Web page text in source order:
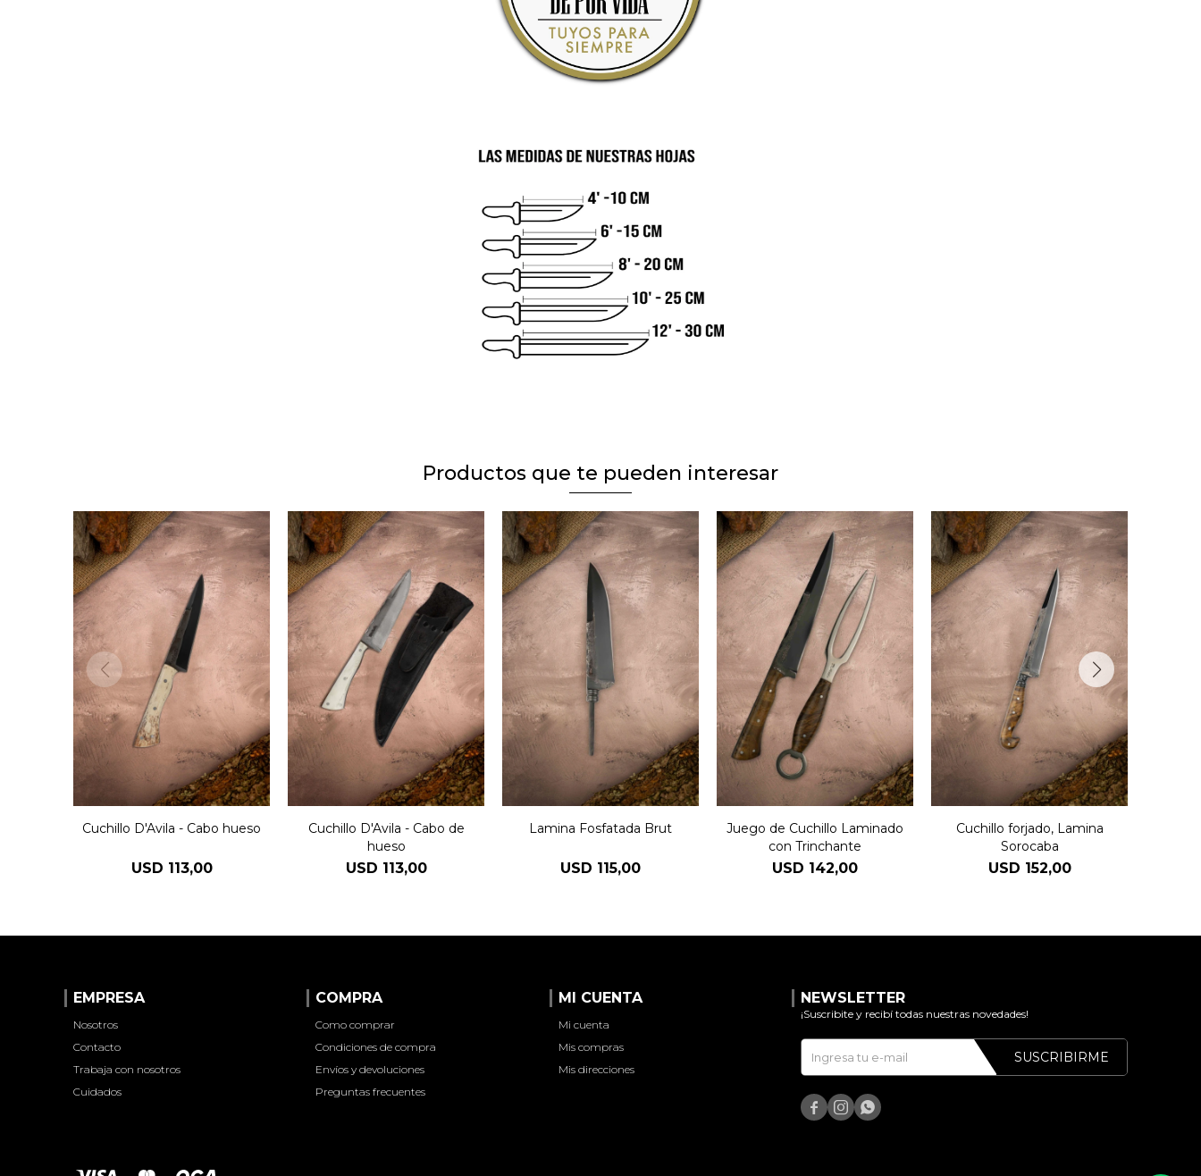
Productos que te pueden interesar
Cuchillo D'Avila - Cabo hueso
USD 113,00
Cuchillo D'Avila - Cabo de
hueso
USD 113,00
Lamina Fosfatada Brut
USD 115,00
Juego de Cuchillo Laminado
con Trinchante
USD 142,00
Cuchillo forjado, Lamina
Sorocaba
USD 152,00
EMPRESA
Nosotros
Contacto
Trabaja con nosotros
Cuidados
COMPRA
Como comprar
Condiciones de compra
Envíos y devoluciones
Preguntas frecuentes
MI CUENTA
Mi cuenta
Mis compras
Mis direcciones
NEWSLETTER
¡Suscribite y recibí todas nuestras novedades!
SUSCRIBIRME
  